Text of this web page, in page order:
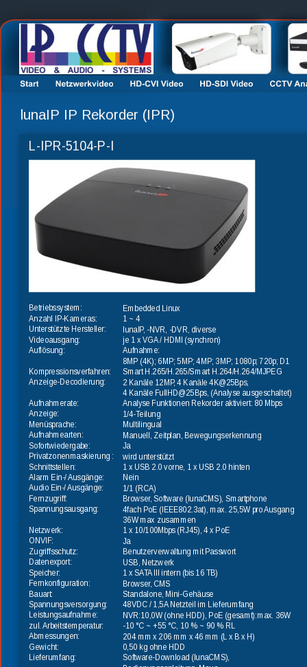
lunaIP IP Rekorder (IPR)
L-IPR-5104-P-I
Betriebssystem:
Anzahl IP-Kameras:
Unterstützte Hersteller:
Videoausgang:
Auflösung:
Kompressionsverfahren:
Anzeige-Decodierung:
Aufnahmerate:
Anzeige:
Menüsprache:
Aufnahmearten:
Sofortwiedergabe:
Privatzonenmaskierung :
Schnittstellen:
Alarm Ein-/ Ausgänge:
Audio Ein-/ Ausgänge:
Fernzugriff:
Spannungsausgang:
Netzwerk:
ONVIF:
Zugriffsschutz:
Datenexport:
Speicher:
Fernkonfiguration:
Bauart:
Spannungsversorgung:
Leistungsaufnahme:
zul. Arbeitstemperatur:
Abmessungen:
Gewicht:
Lieferumfang:
Embedded Linux
1 ~ 4
lunaIP, -NVR, -DVR, diverse
je 1 x VGA / HDMI (synchron)
Aufnahme:
8MP (4K); 6MP; 5MP; 4MP; 3MP; 1080p; 720p; D1
Smart H.265/H.265/Smart H.264/H.264/MJPEG
2 Kanäle 12MP, 4 Kanäle 4K@25Bps,
4 Kanäle FullHD@25Bps, (Analyse ausgeschaltet)
Analyse Funktionen Rekorder aktiviert: 80 Mbps
1/4-Teilung
Multilingual
Manuell, Zeitplan, Bewegungserkennung
Ja
wird unterstützt
1 x USB 2.0 vorne, 1 x USB 2.0 hinten
Nein
1/1 (RCA)
Browser, Software (lunaCMS), Smartphone
4fach PoE (IEEE802.3at), max. 25,5W pro Ausgang
36W max zusammen
1 x 10/100Mbps (RJ45), 4 x PoE
Ja
Benutzerverwaltung mit Passwort
USB, Netzwerk
1 x SATA III intern (bis 16 TB)
Browser, CMS
Standalone, Mini-Gehäuse
48VDC / 1,5A Netzteil im Lieferumfang
NVR:10,0W (ohne HDD), PoE (gesamt):max. 36W
-10 °C ~ +55 °C, 10 % ~ 90 % RL
204 mm x 206 mm x 46 mm (L x B x H)
0,50 kg ohne HDD
Software-Download (lunaCMS),